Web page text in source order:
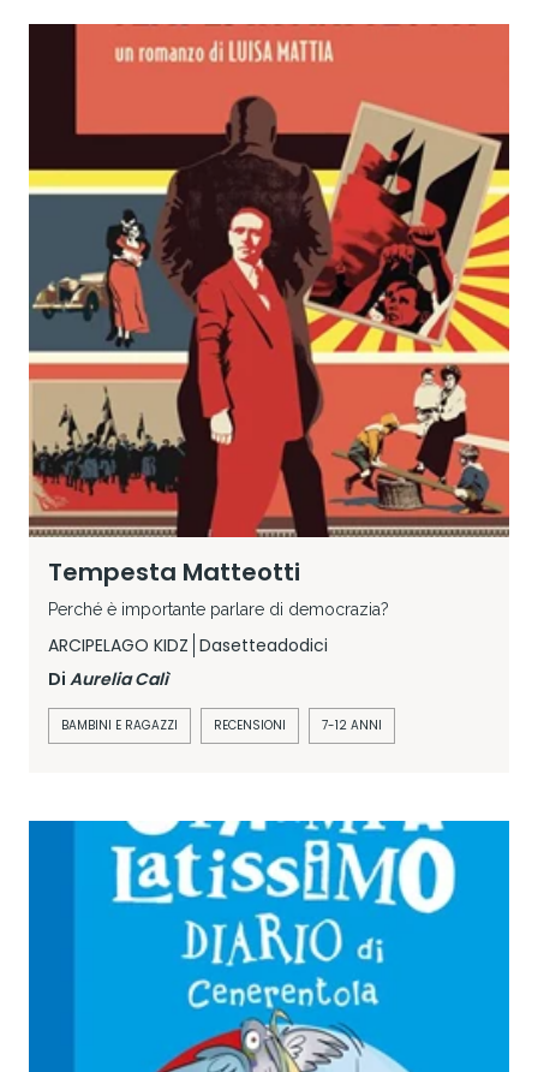
Tempesta Matteotti
Perché è importante parlare di democrazia?
ARCIPELAGO KIDZ Dasetteadodici
Di Aurelia Calì
BAMBINI E RAGAZZI RECENSIONI 7-12 ANNI